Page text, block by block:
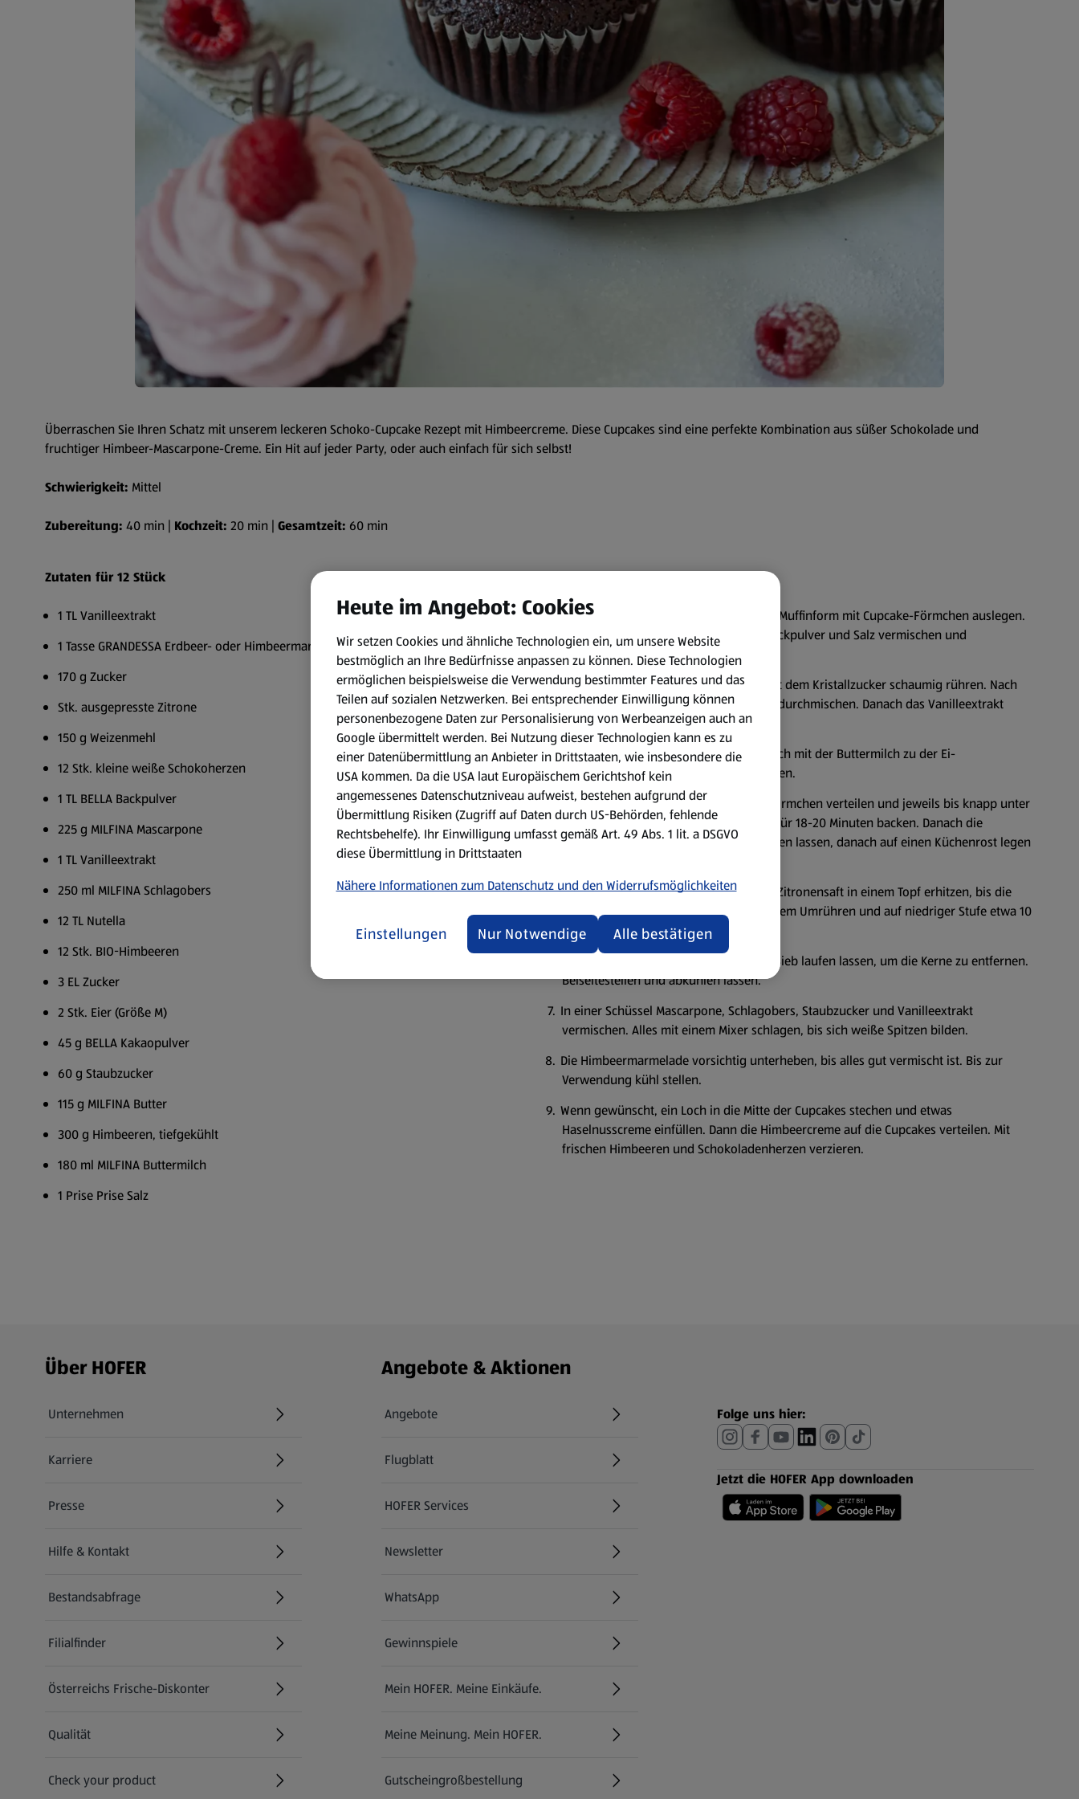
Überraschen Sie Ihren Schatz mit unserem leckeren Schoko-Cupcake Rezept mit Himbeercreme. Diese Cupcakes sind eine perfekte Kombination aus süßer Schokolade und
fruchtiger Himbeer-Mascarpone-Creme. Ein Hit auf jeder Party, oder auch einfach für sich selbst!
Schwierigkeit: Mittel
Zubereitung: 40 min | Kochzeit: 20 min | Gesamtzeit: 60 min
Zutaten für 12 Stück
1 TL Vanilleextrakt
1 Tasse GRANDESSA Erdbeer- oder Himbeermarmelade
170 g Zucker
Stk. ausgepresste Zitrone
150 g Weizenmehl
12 Stk. kleine weiße Schokoherzen
1 TL BELLA Backpulver
225 g MILFINA Mascarpone
1 TL Vanilleextrakt
250 ml MILFINA Schlagobers
12 TL Nutella
12 Stk. BIO-Himbeeren
3 EL Zucker
2 Stk. Eier (Größe M)
45 g BELLA Kakaopulver
60 g Staubzucker
115 g MILFINA Butter
300 g Himbeeren, tiefgekühlt
180 ml MILFINA Buttermilch
1 Prise Prise Salz
Zubereitungsart:
Den Ofen auf 180°C vorheizen und eine Muffinform mit Cupcake-Förmchen auslegen.
In einer Schüssel Mehl, Kakaopulver, Backpulver und Salz vermischen und
beiseitestellen.
In einer weiteren Schüssel die Butter mit dem Kristallzucker schaumig rühren. Nach
und nach die Eier unterrühren und gut durchmischen. Danach das Vanilleextrakt
einrühren.
Nun die trockenen Zutaten nach und nach mit der Buttermilch zu der Ei-
Buttermischung geben und gut verrühren.
Den fertigen Teig gleichmäßig auf die Förmchen verteilen und jeweils bis knapp unter
den Rand füllen. Im vorgeheizten Ofen für 18-20 Minuten backen. Danach die
Cupcakes 5 Minuten in der Form abkühlen lassen, danach auf einen Küchenrost legen
Die gefrorenen Himbeeren, Zucker und Zitronensaft in einem Topf erhitzen, bis die
Himbeeren aufgetaut sind. Unter häufigem Umrühren und auf niedriger Stufe etwa 10
Minuten kochen lassen.
Dann die Marmelade durch ein dünnes Sieb laufen lassen, um die Kerne zu entfernen.
Beiseitestellen und abkühlen lassen.
In einer Schüssel Mascarpone, Schlagobers, Staubzucker und Vanilleextrakt
vermischen. Alles mit einem Mixer schlagen, bis sich weiße Spitzen bilden.
Die Himbeermarmelade vorsichtig unterheben, bis alles gut vermischt ist. Bis zur
Verwendung kühl stellen.
Wenn gewünscht, ein Loch in die Mitte der Cupcakes stechen und etwas
Haselnusscreme einfüllen. Dann die Himbeercreme auf die Cupcakes verteilen. Mit
frischen Himbeeren und Schokoladenherzen verzieren.
Fußzeilenmenü - weitere Links
Über HOFER
Unternehmen
Karriere
(öffnet in einem neuen Tab)
Presse
Hilfe & Kontakt
(öffnet in einem neuen Tab)
Bestandsabfrage
(öffnet in einem neuen Tab)
Filialfinder
Österreichs Frische-Diskonter
Qualität
Check your product
(öffnet in einem neuen Tab)
Angebote & Aktionen
Angebote
Flugblatt
HOFER Services
Newsletter
WhatsApp
Gewinnspiele
Mein HOFER. Meine Einkäufe.
Meine Meinung. Mein HOFER.
Gutscheingroßbestellung
(öffnet in einem neuen Tab)
Folge uns hier:
Jetzt die HOFER App downloaden
Heute im Angebot: Cookies
Wir setzen Cookies und ähnliche Technologien ein, um unsere Website
bestmöglich an Ihre Bedürfnisse anpassen zu können. Diese Technologien
ermöglichen beispielsweise die Verwendung bestimmter Features und das
Teilen auf sozialen Netzwerken. Bei entsprechender Einwilligung können
personenbezogene Daten zur Personalisierung von Werbeanzeigen auch an
Google übermittelt werden. Bei Nutzung dieser Technologien kann es zu
einer Datenübermittlung an Anbieter in Drittstaaten, wie insbesondere die
USA kommen. Da die USA laut Europäischem Gerichtshof kein
angemessenes Datenschutzniveau aufweist, bestehen aufgrund der
Übermittlung Risiken (Zugriff auf Daten durch US-Behörden, fehlende
Rechtsbehelfe). Ihr Einwilligung umfasst gemäß Art. 49 Abs. 1 lit. a DSGVO
diese Übermittlung in Drittstaaten
Nähere Informationen zum Datenschutz und den Widerrufsmöglichkeiten
Einstellungen Nur Notwendige Alle bestätigen